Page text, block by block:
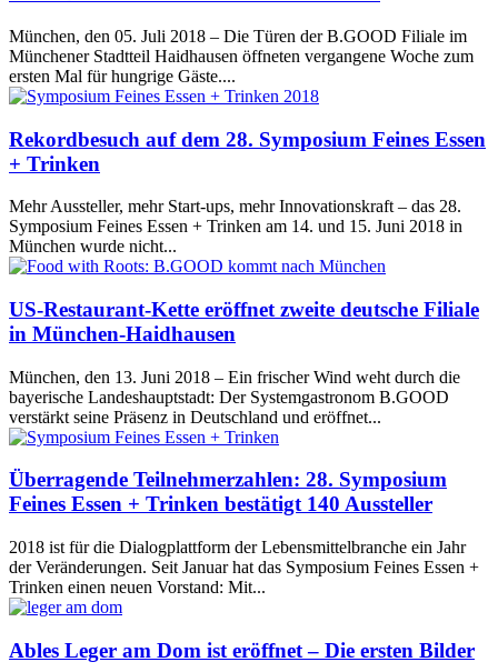
München, den 05. Juli 2018 – Die Türen der B.GOOD Filiale im
Münchener Stadtteil Haidhausen öffneten vergangene Woche zum
ersten Mal für hungrige Gäste....
Rekordbesuch auf dem 28. Symposium Feines Essen
+ Trinken
Mehr Aussteller, mehr Start-ups, mehr Innovationskraft – das 28.
Symposium Feines Essen + Trinken am 14. und 15. Juni 2018 in
München wurde nicht...
US-Restaurant-Kette eröffnet zweite deutsche Filiale
in München-Haidhausen
München, den 13. Juni 2018 – Ein frischer Wind weht durch die
bayerische Landeshauptstadt: Der Systemgastronom B.GOOD
verstärkt seine Präsenz in Deutschland und eröffnet...
Überragende Teilnehmerzahlen: 28. Symposium
Feines Essen + Trinken bestätigt 140 Aussteller
2018 ist für die Dialogplattform der Lebensmittelbranche ein Jahr
der Veränderungen. Seit Januar hat das Symposium Feines Essen +
Trinken einen neuen Vorstand: Mit...
Ables Leger am Dom ist eröffnet – Die ersten Bilder